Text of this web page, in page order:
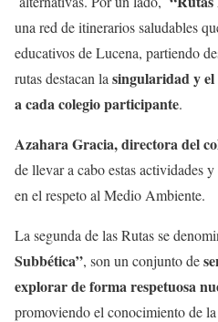
una red de itinerarios saludables
educativos de Lucena, partiendo
rutas destacan la singularidad y
a cada colegio participante.
Azahara Gracia, directora del
de llevar a cabo estas actividades
en el respeto al Medio Ambiente.
La segunda de las Rutas se
Subbética”, son un conjunto de
explorar de forma respetuosa
promoviendo el conocimiento de